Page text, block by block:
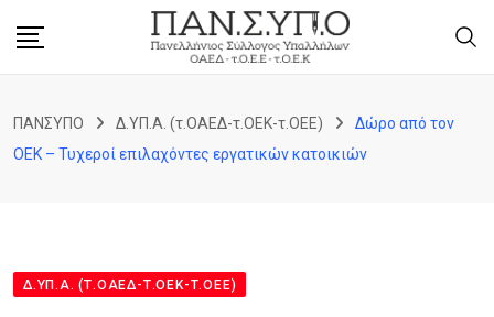
ΠΑΝΣΥΠΟ Δ.ΥΠ.Α. (τ.ΟΑΕΔ-τ.ΟΕΚ-τ.ΟΕΕ)
Δώρο από τον
ΟΕΚ – Τυχεροί επιλαχόντες εργατικών κατοικιών
Δ.ΥΠ.Α. (Τ.ΟΑΕΔ-Τ.ΟΕΚ-Τ.ΟΕΕ)